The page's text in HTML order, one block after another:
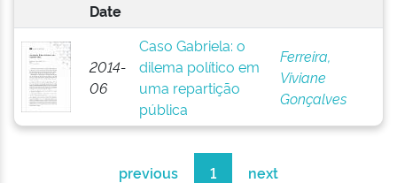
Date
2014-
06
Caso Gabriela: o
dilema político em
uma repartição
pública
Ferreira,
Viviane
Gonçalves
previous 1 next